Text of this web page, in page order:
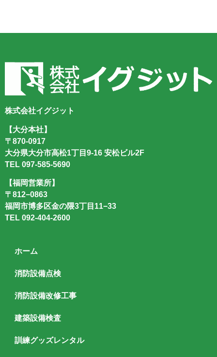
株式会社イグジット
【大分本社】
〒870-0917
大分県大分市高松1丁目9-16 安松ビル2F
TEL 097-585-5690
【福岡営業所】
〒812−0863
福岡市博多区金の隈3丁目11−33
TEL 092-404-2600
ホーム
消防設備点検
消防設備改修工事
建築設備検査
訓練グッズレンタル